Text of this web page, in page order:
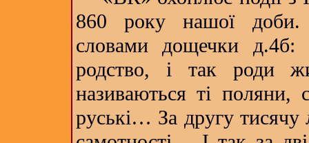
860 року нашої доби.
словами дощечки д.4б:
родство, і так роди
називаються ті поляни,
руські… За другу тисячу